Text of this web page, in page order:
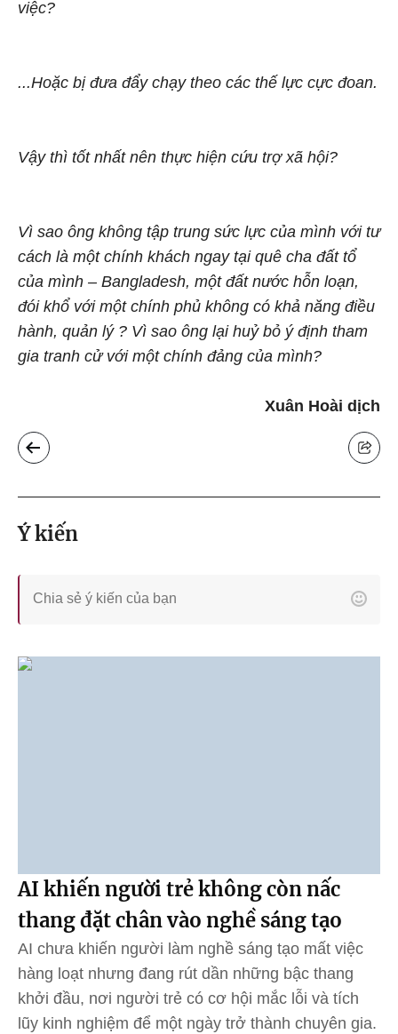
việc?
...Hoặc bị đưa đẩy chạy theo các thế lực cực đoan.
Vậy thì tốt nhất nên thực hiện cứu trợ xã hội?
Vì sao ông không tập trung sức lực của mình với tư
cách là một chính khách ngay tại quê cha đất tổ
của mình – Bangladesh, một đất nước hỗn loạn,
đói khổ với một chính phủ không có khả năng điều
hành, quản lý ? Vì sao ông lại huỷ bỏ ý định tham
gia tranh cử với một chính đảng của mình?
Xuân Hoài dịch
Ý kiến
AI khiến người trẻ không còn nấc
thang đặt chân vào nghề sáng tạo
AI chưa khiến người làm nghề sáng tạo mất việc
hàng loạt nhưng đang rút dần những bậc thang
khởi đầu, nơi người trẻ có cơ hội mắc lỗi và tích
lũy kinh nghiệm để một ngày trở thành chuyên gia.